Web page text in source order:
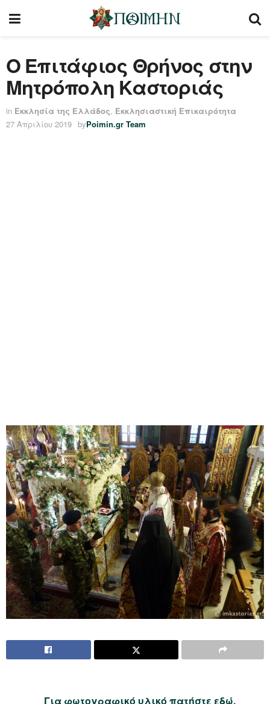
Ο Επιτάφιος Θρήνος στην
Μητρόπολη Καστοριάς
in Εκκλησία της Ελλάδος, Εκκλησιαστική Επικαιρότητα
27 Απριλίου 2019 byPoimin.gr Team
Για φωτογραφικό υλικό πατήστε εδώ.